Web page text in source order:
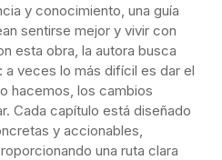
y conocimiento, una guía
sentirse mejor y vivir con
esta obra, la autora busca
a veces lo más difícil es dar el
hacemos, los cambios
Cada capítulo está diseñado
y accionables,
una ruta clara